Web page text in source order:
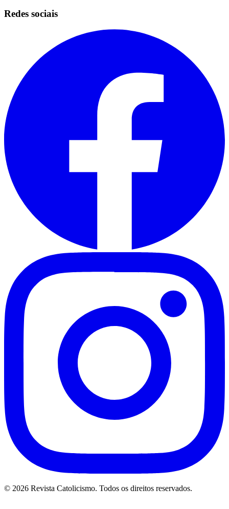
Redes sociais
© 2026 Revista Catolicismo. Todos os direitos reservados.